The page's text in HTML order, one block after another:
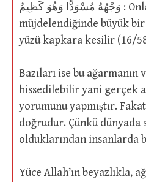
وَجْهُهُ مُسْوَدًّا وَهُوَ كَظِيمٌ : Onlardan birine kız çocuk
müjdelendiğinde büyük
yüzü kapkara kesilir (16/
Bazıları ise bu ağarmanın
hissedilebilir yani gerçek
yorumunu yapmıştır.
doğrudur. Çünkü dünyada
olduklarından insanlarda
Yüce Allah’ın beyazlıkla,